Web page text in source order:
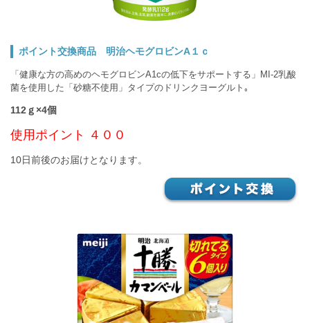
ポイント交換商品 明治ヘモグロビンA１ｃ
「健康な方の高めのヘモグロビンA1cの低下をサポートする」MI-2乳酸
菌を使用した「砂糖不使用」タイプのドリンクヨーグルト｡
112ｇ×4個
使用ポイント ４００
10日前後のお届けとなります。